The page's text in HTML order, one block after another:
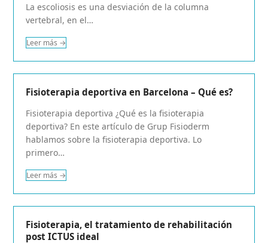
La escoliosis es una desviación de la columna
vertebral, en el…
Leer más →
Fisioterapia deportiva en Barcelona – Qué es?
Fisioterapia deportiva ¿Qué es la fisioterapia
deportiva? En este artículo de Grup Fisioderm
hablamos sobre la fisioterapia deportiva. Lo
primero…
Leer más →
Fisioterapia, el tratamiento de rehabilitación
post ICTUS ideal